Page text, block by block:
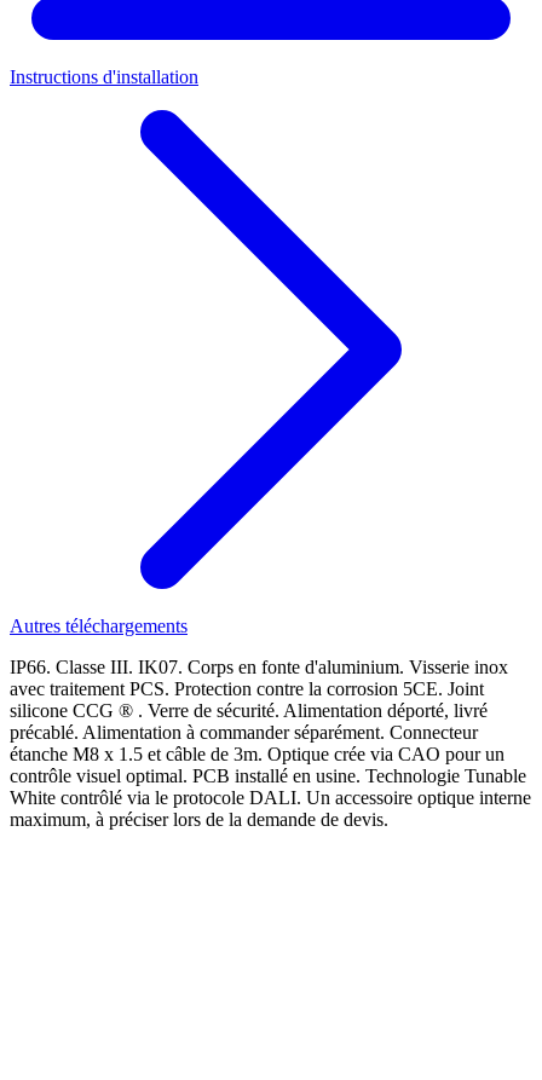
Instructions d'installation
Autres téléchargements
IP66. Classe III. IK07. Corps en fonte d'aluminium. Visserie inox
avec traitement PCS. Protection contre la corrosion 5CE. Joint
silicone CCG ® . Verre de sécurité. Alimentation déporté, livré
précablé. Alimentation à commander séparément. Connecteur
étanche M8 x 1.5 et câble de 3m. Optique crée via CAO pour un
contrôle visuel optimal. PCB installé en usine. Technologie Tunable
White contrôlé via le protocole DALI. Un accessoire optique interne
maximum, à préciser lors de la demande de devis.